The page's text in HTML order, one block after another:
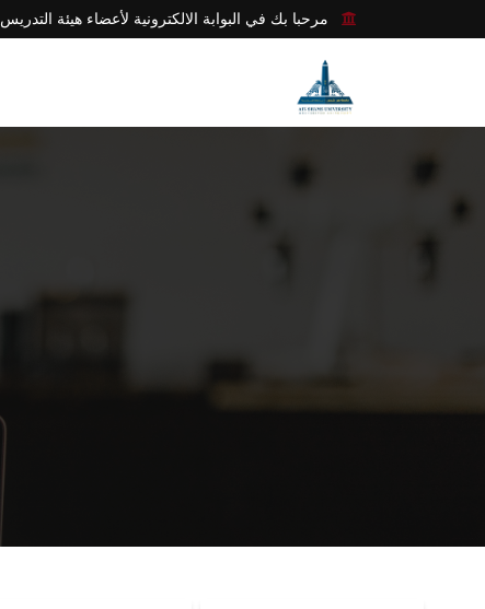
مرحبا بك في البوابة الالكترونية لأعضاء هيئة التدريس